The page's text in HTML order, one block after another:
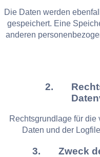
Die Daten werden
gespeichert. Eine
anderen
2.
Rechtsgrundlage für
Daten und der
3. Zweck